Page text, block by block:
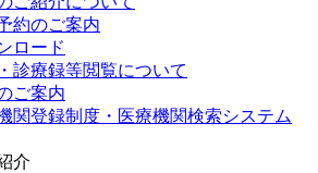
約のご案内
ロード
診療録等閲覧について
ご案内
関登録制度・医療機関検索システム
介